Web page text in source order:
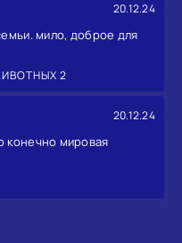
20.12.24
мило, доброе для
2
20.12.24
конечно мировая